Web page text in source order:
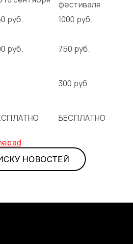
фестиваля
руб.
1000 руб.
руб. 750 руб.
300 руб.
БЕСПЛАТНО
НОВОСТЕЙ